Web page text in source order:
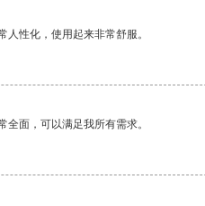
人性化，使用起来非常舒服。
全面，可以满足我所有需求。